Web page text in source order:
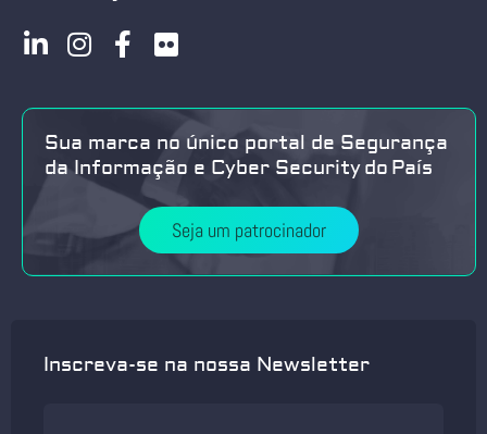
Sua marca no único portal de Segurança
da Informação e Cyber Security do País
Seja um patrocinador
Inscreva-se na nossa Newsletter